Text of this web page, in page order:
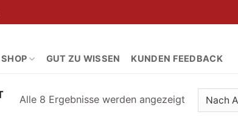
SHOP GUT ZU WISSEN KUNDEN FEEDBACK
Alle 8 Ergebnisse werden angezeigt Nach
Aktualität